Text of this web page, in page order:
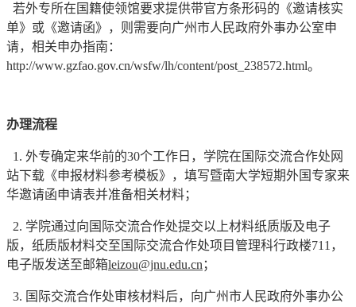
若外专所在国籍使领馆要求提供带官方条形码的《邀请核实
单》或《邀请函》，则需要向广州市人民政府外事办公室申
请，相关申办指南：
http://www.gzfao.gov.cn/wsfw/lh/content/post_238572.html。
办理流程
1. 外专确定来华前的30个工作日，学院在国际交流合作处网
站下载《申报材料参考模板》，填写暨南大学短期外国专家来
华邀请函申请表并准备相关材料；
2. 学院通过向国际交流合作处提交以上材料纸质版及电子
版，纸质版材料交至国际交流合作处项目管理科行政楼711，
电子版发送至邮箱leizou@jnu.edu.cn ；
3. 国际交流合作处审核材料后，向广州市人民政府外事办公